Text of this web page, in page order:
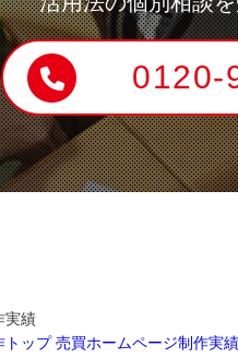
0120-
実績
トップ 売買ホームページ制作実績